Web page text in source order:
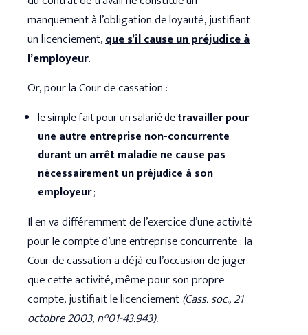
manquement à l’obligation de loyauté, justifiant
un licenciement,que s’il cause un préjudice à
l’employeur.
Or, pour la Cour de cassation :
le simple fait pour un salarié detravailler pour
une autre entreprise non-concurrente
durant un arrêt maladie ne cause pas
nécessairement un préjudice à son
employeur;
Il en va différemment de l’exercice d’une activité
pour le compte d’une entreprise concurrente : la
Cour de cassation a déjà eu l’occasion de juger
que cette activité, même pour son propre
compte, justifiait le licenciement(Cass. soc., 21
octobre 2003, n°01-43.943).